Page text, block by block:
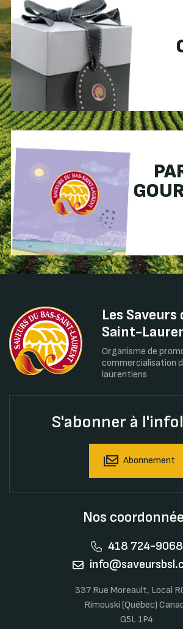
Les Saveurs
Saint-
Organisme de
commercialisation
laurentiens
S'abonner à
Abonnement
Nos
418 724-9068
337 Rue Moreault, Local
Rimouski (Québec)
G5L 1P4